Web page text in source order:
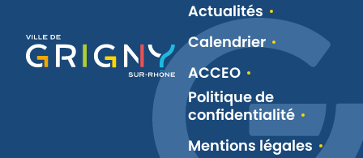
Actualités
Calendrier
ACCEO
Politique de
confidentialité
Mentions légales